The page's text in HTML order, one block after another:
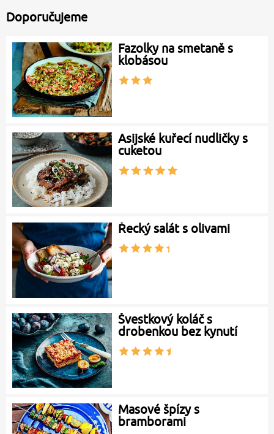
Doporučujeme
Fazolky na smetaně s
klobásou
Asijské kuřecí nudličky s
cuketou
Řecký salát s olivami
Švestkový koláč s
drobenkou bez kynutí
Masové špízy s
bramborami